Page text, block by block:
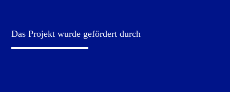
Das Projekt wurde gefördert durch